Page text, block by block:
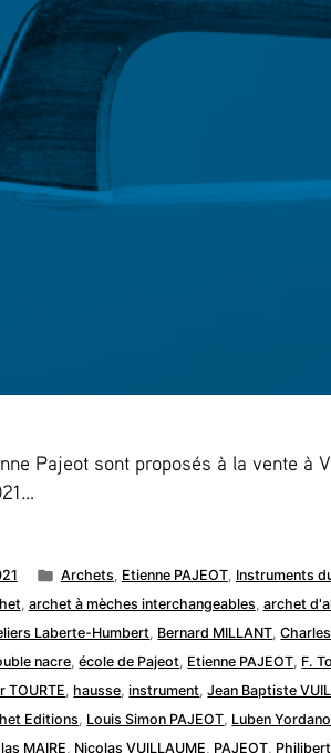
Pajeot sont proposés à la vente à
Publié
dans
Archets Etienne PAJEOT, Instruments
archet à mèches interchangeables archet
Laberte-Humbert Bernard MILLANT ,
nacre ,école de Pajeot Etienne PAJEOT F.
TOURTE ,hausse ,instrument ,Jean Baptiste
Editions Louis Simon PAJEOT Luben
MAIRE Nicolas VUILLAUME PAJEOT